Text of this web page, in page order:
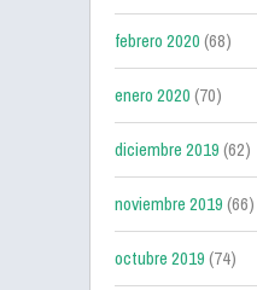
febrero 2020(68)
enero 2020(70)
diciembre 2019(62)
noviembre 2019(66)
octubre 2019(74)